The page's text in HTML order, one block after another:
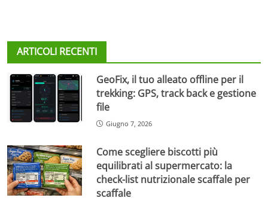
ARTICOLI RECENTI
GeoFix, il tuo alleato offline per il
trekking: GPS, track back e gestione
file
Giugno 7, 2026
Come scegliere biscotti più
equilibrati al supermercato: la
check-list nutrizionale scaffale per
scaffale